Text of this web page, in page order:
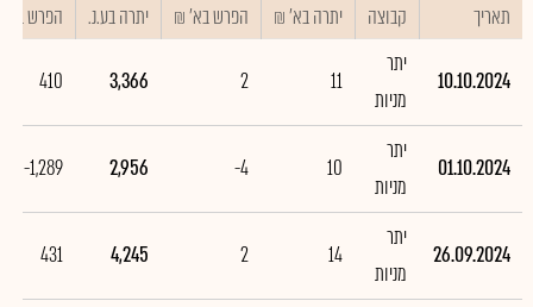
תאריך קבוצה יתרה בא' ₪ הפרש בא' ₪ יתרה בע.נ. הפרש
10.10.2024
יתר
מניות
11
2
3,366
410
01.10.2024
יתר
מניות
10
-4
2,956
-1,289
26.09.2024
יתר
מניות
14
2
4,245
431